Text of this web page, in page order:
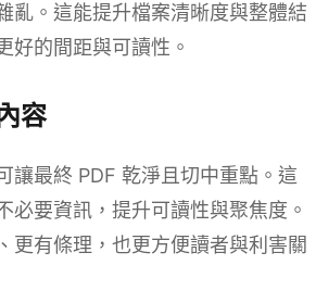
亂。這能提升檔案清晰度與整體結
好的間距與可讀性。
容
讓最終 PDF 乾淨且切中重點。這
必要資訊，提升可讀性與聚焦度。
更有條理，也更方便讀者與利害關